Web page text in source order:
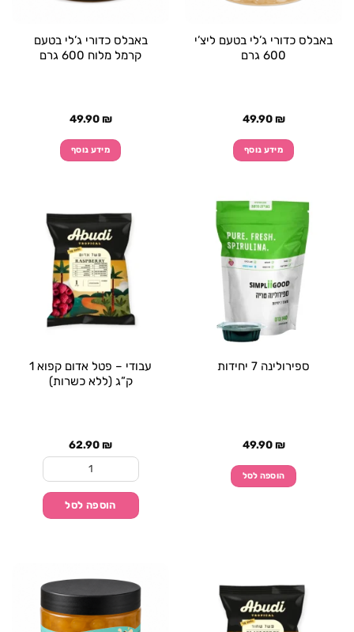
באבלס כדורי ג’לי בטעם ליצ’י
600 גרם
49.90₪
מידע נוסף
באבלס כדורי ג’לי בטעם
קרמל מלוח 600 גרם
49.90₪
מידע נוסף
ספירולינה 7 יחידות
49.90₪
הוספה לסל
עבודי – פטל אדום קפוא 1
ק”ג (ללא כשרות)
62.90₪
כמות של עבודי - פטל אדום קפוא
הוספה לסל